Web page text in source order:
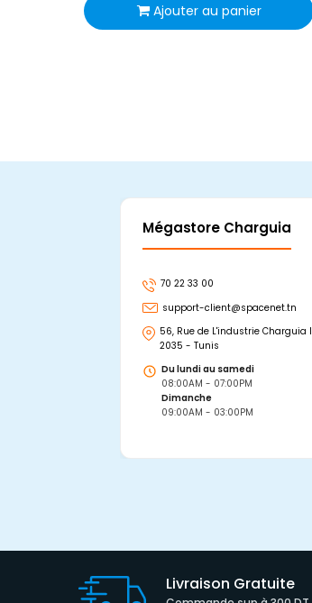
Ajouter au panier
Mégastore Charguia
70 22 33 00
support-client@spacenet.tn
56, Rue de L'industrie Charguia I
2035 - Tunis
Du lundi au samedi
08:00AM - 07:00PM
Dimanche
09:00AM - 03:00PM
Livraison Gratuite